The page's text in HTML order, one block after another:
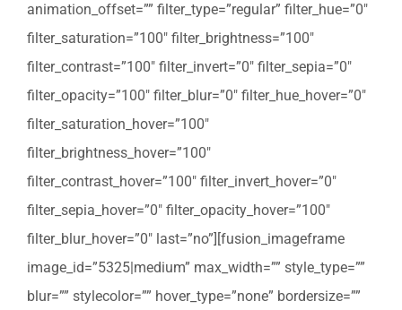
animation_offset=”” filter_type=”regular” filter_hue=”0″
filter_saturation=”100″ filter_brightness=”100″
filter_contrast=”100″ filter_invert=”0″ filter_sepia=”0″
filter_opacity=”100″ filter_blur=”0″ filter_hue_hover=”0″
filter_saturation_hover=”100″
filter_brightness_hover=”100″
filter_contrast_hover=”100″ filter_invert_hover=”0″
filter_sepia_hover=”0″ filter_opacity_hover=”100″
filter_blur_hover=”0″ last=”no”][fusion_imageframe
image_id=”5325|medium” max_width=”” style_type=””
blur=”” stylecolor=”” hover_type=”none” bordersize=””